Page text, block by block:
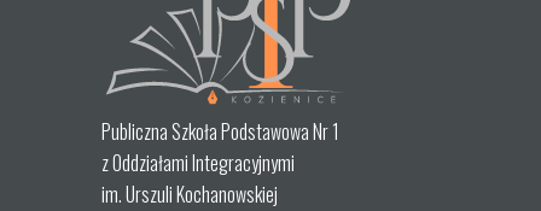
Publiczna Szkoła Podstawowa Nr 1
z Oddziałami Integracyjnymi
im. Urszuli Kochanowskiej